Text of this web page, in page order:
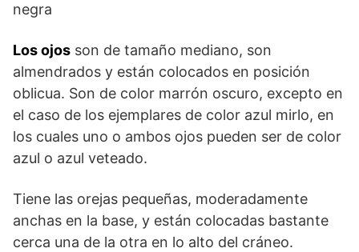
negra
Los ojos son de tamaño mediano, son
almendrados y están colocados en posi­ción
oblicua. Son de color marrón oscuro, excepto en
el caso de los ejem­plares de color azul mirlo, en
los cuales uno o ambos ojos pueden ser de color
azul o azul veteado.
Tiene las orejas pequeñas, moderadamente
anchas en la base, y están coloca­das bastante
cerca una de la otra en lo alto del cráneo.